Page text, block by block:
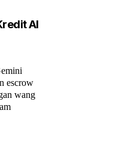
AI
escrow
wang